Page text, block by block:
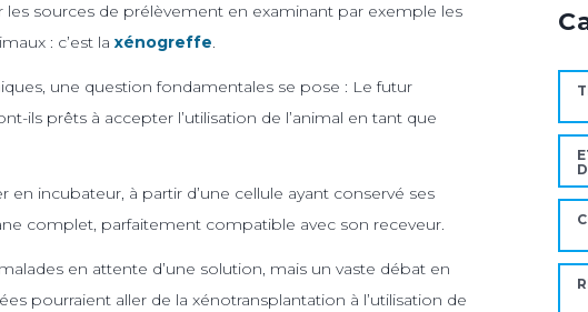
les sources de prélèvement en examinant par exemple les
: c’est la xénogreffe.
une question fondamentales se pose : Le futur
ils prêts à accepter l’utilisation de l’animal en tant que
en incubateur, à partir d’une cellule ayant conservé ses
complet, parfaitement compatible avec son receveur.
en attente d’une solution, mais un vaste débat en
pourraient aller de la xénotransplantation à l’utilisation de